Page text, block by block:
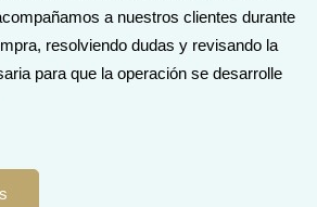
a nuestros clientes durante
resolviendo dudas y revisando la
para que la operación se desarrolle